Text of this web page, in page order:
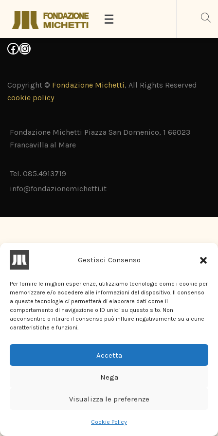
Gestisci Consenso
Per fornire le migliori esperienze, utilizziamo tecnologie come i cookie per
memorizzare e/o accedere alle informazioni del dispositivo. Il consenso
a queste tecnologie ci permetterà di elaborare dati come il
comportamento di navigazione o ID unici su questo sito. Non
acconsentire o ritirare il consenso può influire negativamente su alcune
caratteristiche e funzioni.
Accetta
Nega
Visualizza le preferenze
Cookie Policy
Copyright © Fondazione Michetti, All Rights Reserved
cookie policy
Fondazione Michetti Piazza San Domenico, 1 66023
Francavilla al Mare
Tel. 085.4913719
info@fondazionemichetti.it